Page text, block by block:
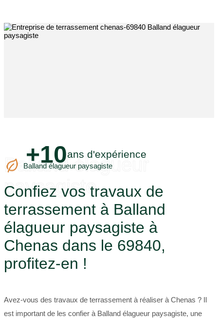
+10ans d'expérience
Balland élagueur paysagiste
Balland élagueur
paysagiste
Confiez vos travaux de
terrassement à Balland
élagueur paysagiste à
Chenas dans le 69840,
profitez-en !
Avez-vous des travaux de terrassement à réaliser à Chenas ? Il
est important de les confier à Balland élagueur paysagiste, une